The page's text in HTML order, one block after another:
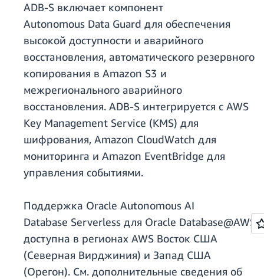
ADB-S включает компонент
Autonomous Data Guard для обеспечения
высокой доступности и аварийного
восстановления, автоматического резервного
копирования в Amazon S3 и
межрегионального аварийного
восстановления. ADB-S интегрируется с AWS
Key Management Service (KMS) для
шифрования, Amazon CloudWatch для
мониторинга и Amazon EventBridge для
управления событиями.
Поддержка Oracle Autonomous AI
Database Serverless для Oracle Database@AWS
доступна в регионах AWS Восток США
(Северная Вирджиния) и Запад США
(Орегон). См. дополнительные сведения об